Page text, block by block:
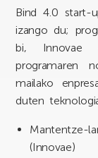
Bind 4.0 start-
izango du;
bi, Innovae
programaren
mailako
duten
Mantentze-
(Innovae)